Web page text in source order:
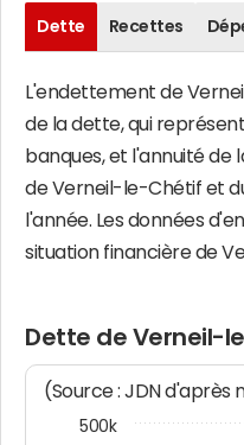
Dette Recettes
L'endettement de
de la dette, qui
banques, et l'annuité de
de Verneil-le-Chétif et
l'année. Les données
situation financière de
Dette de Verneil-
(Source : JDN d'après
500k